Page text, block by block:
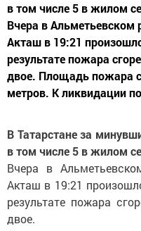
в том числе 5 в жилом
Вчера в Альметьевском
Акташ в 19:21
результате пожара
двое. Площадь пожара
метров. К ликвидации
В Татарстане за
в том числе 5 в жилом
Вчера в
Акташ в 19:21
результате пожара
двое.